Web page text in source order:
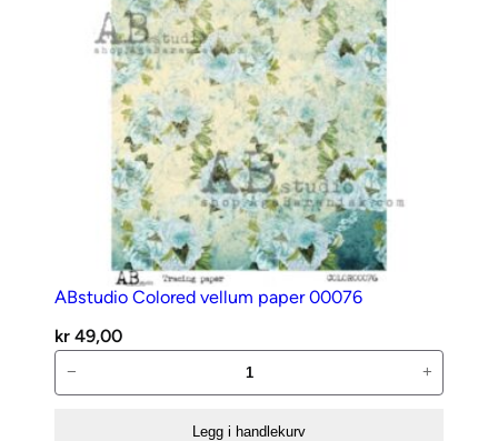
ABstudio Colored vellum paper 00076
kr 49,00
Colored
− +
Legg i handlekurv